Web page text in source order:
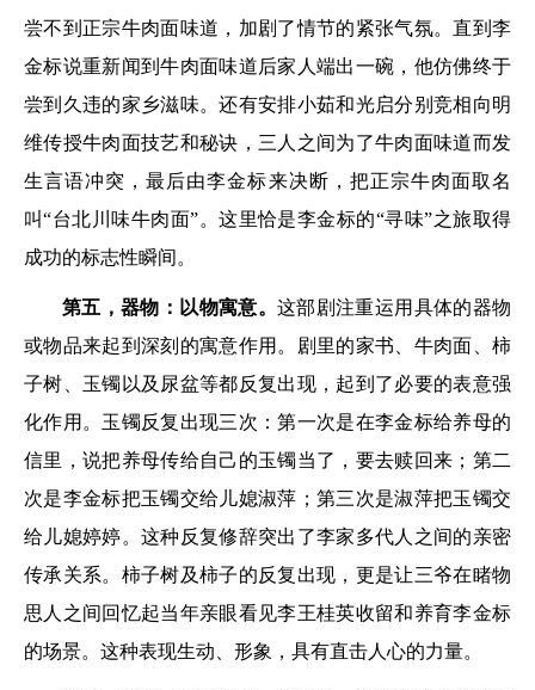
尝不到正宗牛肉面味道，加剧了情节的紧张气氛。直到李
金标说重新闻到牛肉面味道后家人端出一碗，他仿佛终于
尝到久违的家乡滋味。还有安排小茹和光启分别竞相向明
维传授牛肉面技艺和秘诀，三人之间为了牛肉面味道而发
生言语冲突，最后由李金标来决断，把正宗牛肉面取名
叫“台北川味牛肉面”。这里恰是李金标的“寻味”之旅取得
成功的标志性瞬间。
第五，器物：以物寓意。 这部剧注重运用具体的器物
或物品来起到深刻的寓意作用。剧里的家书、牛肉面、柿
子树、玉镯以及尿盆等都反复出现，起到了必要的表意强
化作用。玉镯反复出现三次：第一次是在李金标给养母的
信里，说把养母传给自己的玉镯当了，要去赎回来；第二
次是李金标把玉镯交给儿媳淑萍；第三次是淑萍把玉镯交
给儿媳婷婷。这种反复修辞突出了李家多代人之间的亲密
传承关系。柿子树及柿子的反复出现，更是让三爷在睹物
思人之间回忆起当年亲眼看见李王桂英收留和养育李金标
的场景。这种表现生动、形象，具有直击人心的力量。